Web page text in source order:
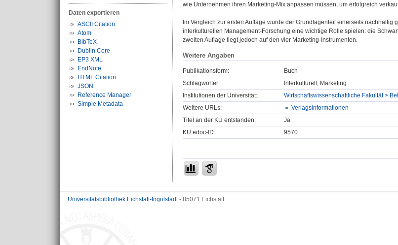
Daten exportieren
ASCII Citation
Atom
BibTeX
Dublin Core
EP3 XML
EndNote
HTML Citation
JSON
Reference Manager
Simple Metadata
wie Unternehmen ihren Marketing-Mix anpassen müssen, um erfolgreich
Im Vergleich zur ersten Auflage wurde der Grundlagenteil einerseits
interkulturellen Management-Forschung eine wichtige Rolle spielen: die
zweiten Auflage liegt jedoch auf den vier Marketing-Instrumenten.
Weitere Angaben
Publikationsform:
Buch
Schlagwörter:
Interkulturell; Marketing
Institutionen der Universität:
Wirtschaftswissenschaftliche Fakultät >
Weitere URLs:
Verlagsinformationen
Titel an der KU entstanden:
Ja
KU.edoc-ID:
9570
Universitätsbibliothek Eichstätt-Ingolstadt- 85071 Eichstätt